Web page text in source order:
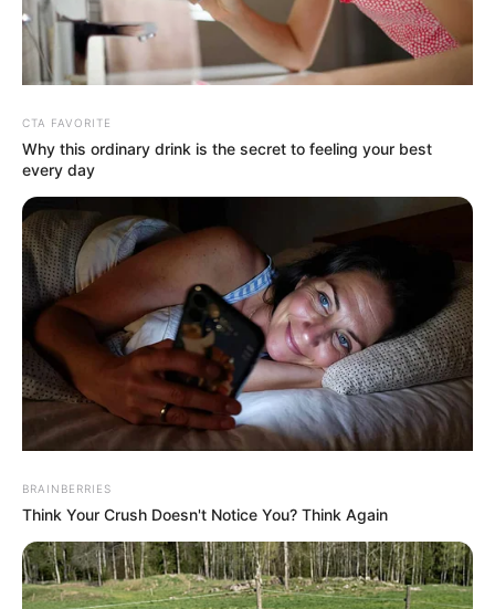
Gigantische
Welle reißt
Meer!
Albtraum
auf
spanischer
Urlaubsinsel
Gigantische
Welle zieht
Meer!
Insel wird
Albtraum
Trauriger
Vorfall auf
von
Welle ins
gerissen
Promis
immer öfter
auf digitale
Unterhaltung
Massive
mehrere
Touristen ins
Meer!
Massive
Welle zieht
mehrere
Urlauber ins
Meer!
CTA FAVORITE
Why this ordinary drink is the secret to feeling your best
every day
BRAINBERRIES
Think Your Crush Doesn't Notice You? Think Again